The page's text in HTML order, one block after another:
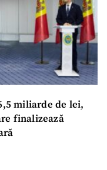
miliarde de lei,
finalizează